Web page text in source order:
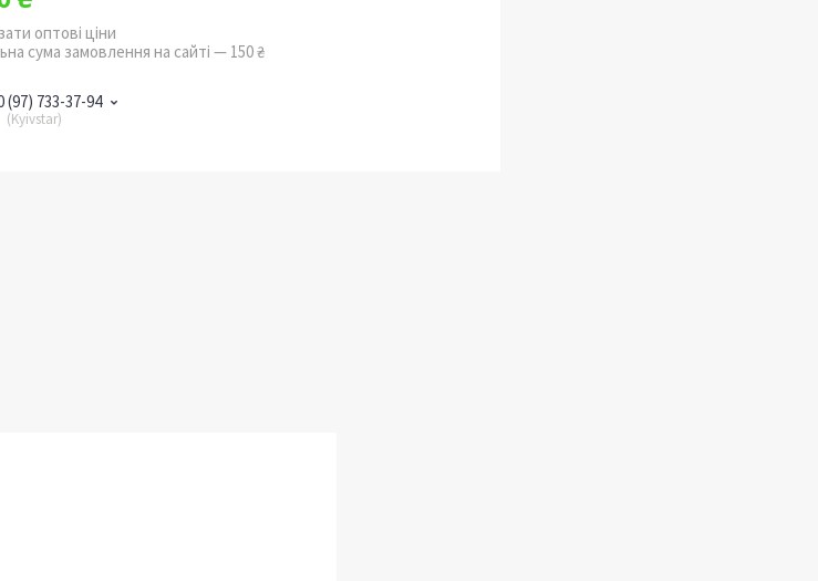
оптові ціни
сума замовлення на сайті — 150 ₴
(97) 733-37-94
Kyivstar